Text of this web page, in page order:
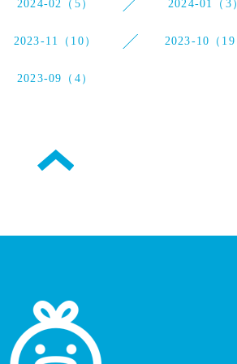
2024-02（5） 2024-01（3
2023-11（10） 2023-10（
2023-09（4）